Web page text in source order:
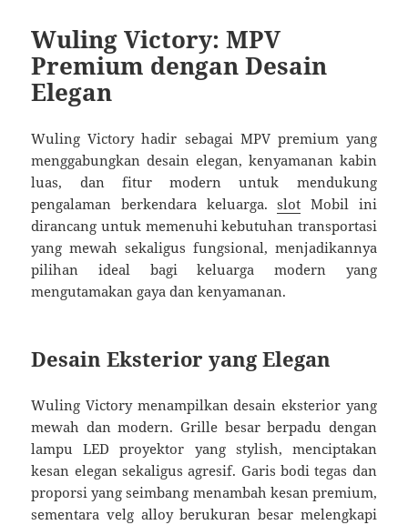
Wuling Victory: MPV
Premium dengan Desain
Elegan
Wuling Victory hadir sebagai MPV premium yang
menggabungkan desain elegan, kenyamanan kabin
luas, dan fitur modern untuk mendukung
pengalaman berkendara keluarga.slot Mobil ini
dirancang untuk memenuhi kebutuhan transportasi
yang mewah sekaligus fungsional, menjadikannya
pilihan ideal bagi keluarga modern yang
mengutamakan gaya dan kenyamanan.
Desain Eksterior yang Elegan
Wuling Victory menampilkan desain eksterior yang
mewah dan modern. Grille besar berpadu dengan
lampu LED proyektor yang stylish, menciptakan
kesan elegan sekaligus agresif. Garis bodi tegas dan
proporsi yang seimbang menambah kesan premium,
sementara velg alloy berukuran besar melengkapi